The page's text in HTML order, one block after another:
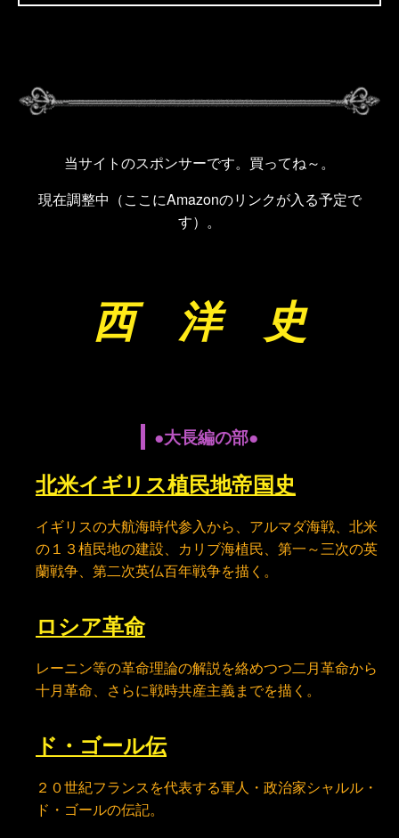
当サイトのスポンサーです。買ってね～。
現在調整中（ここにAmazonのリンクが入る予定で
す）。
西 洋 史
●大長編の部●
北米イギリス植民地帝国史
イギリスの大航海時代参入から、アルマダ海戦、北米
の１３植民地の建設、カリブ海植民、第一～三次の英
蘭戦争、第二次英仏百年戦争を描く。
ロシア革命
レーニン等の革命理論の解説を絡めつつ二月革命から
十月革命、さらに戦時共産主義までを描く。
ド・ゴール伝
２０世紀フランスを代表する軍人・政治家シャルル・
ド・ゴールの伝記。